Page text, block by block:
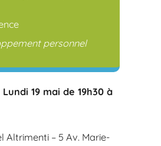
personnel
19 mai de 19h30 à
Altrimenti – 5 Av. Marie-